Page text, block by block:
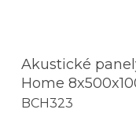
Akustické
Home
BCH323